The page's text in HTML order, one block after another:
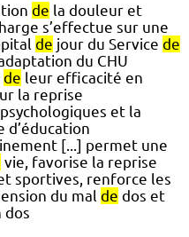
de la douleur et
s’effectue sur une
de jour du Service de
du CHU
de leur efficacité en
la reprise
et la
d’éducation
[...] permet une
vie, favorise la reprise
sportives, renforce les
du mal de dos et
dos